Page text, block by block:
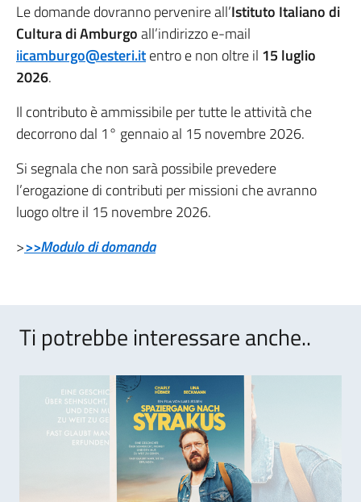
Le domande dovranno pervenire all’Istituto Italiano di
Cultura di Amburgoall’indirizzo e-mail
iicamburgo@esteri.itentro e non oltre il 15 luglio
2026.
Il contributo è ammissibile per tutte le attività che
decorrono dal 1° gennaio al 15 novembre 2026.
Si segnala che non sarà possibile prevedere
l’erogazione di contributi per missioni che avranno
luogo oltre il 15 novembre 2026.
>>>Modulo di domanda
Ti potrebbe interessare anche..